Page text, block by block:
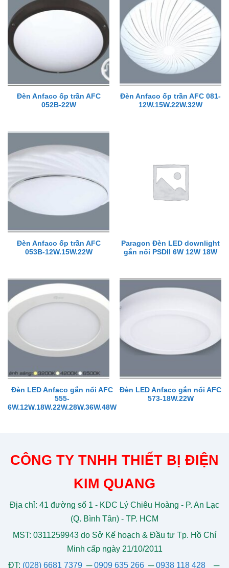
Đèn Anfaco ốp trần AFC
052B-22W
Đèn Anfaco ốp trần AFC 081-
12W.15W.22W.32W
Đèn Anfaco ốp trần AFC
053B-12W.15W.22W
Paragon Đèn LED downlight
gắn nổi PSDII 6W 12W 18W
Đèn LED Anfaco gắn nổi AFC
555-
6W.12W.18W.22W.28W.36W.48W
Đèn LED Anfaco gắn nổi AFC
573-18W.22W
CÔNG TY TNHH THIẾT BỊ ĐIỆN
KIM QUANG
Địa chỉ: 41 đường số 1 - KDC Lý Chiêu Hoàng - P. An Lạc
(Q. Bình Tân) - TP. HCM
MST: 0311259943 do Sở Kế hoạch & Đầu tư Tp. Hồ Chí
Minh cấp ngày 21/10/2011
ĐT: (028) 6681 7379 ─0909 635 266─0938 118 428─